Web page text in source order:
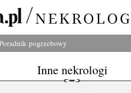
pogrzebowy
Inne nekrologi